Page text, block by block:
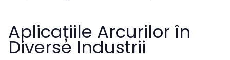
Aplicațiile Arcurilor în
Diverse Industrii